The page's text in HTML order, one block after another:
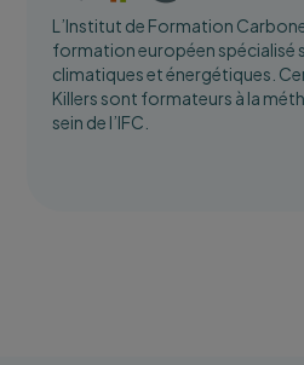
L’Institut de Formation
formation européen spécialisé
climatiques et énergétiques.
Killers sont formateurs à la
sein de l’IFC.